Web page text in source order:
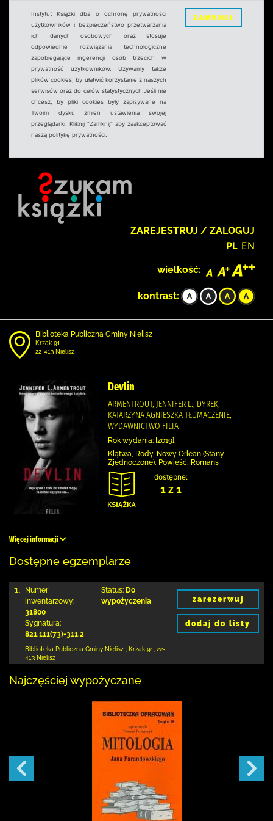
Instytut Książki dba o ochronę prywatności
użytkowników i bezpieczeństwo przetwarzania
ich danych osobowych oraz stosuje
odpowiednie rozwiązania technologiczne
zapobiegające ingerencji osób trzecich w
prywatność użytkowników. Używamy także
plików cookies, by ułatwić korzystanie z naszych
serwisów oraz do celów statystycznych.Jeśli nie
chcesz, by pliki cookies były zapisywane na
Twoim dysku zmień ustawienia swojej
przeglądarki. Kliknij "Zamknij" aby zaakceptować
naszą politykę prywatności.
ZAMKNIJ
ZAREJESTRUJ / ZALOGUJ
PL EN
wielkość:
kontrast:
Biblioteka Publiczna Gminy Nielisz
Krzak 91
22-413 Nielisz
Devlin
ARMENTROUT, JENNIFER L., DYREK,
KATARZYNA AGNIESZKA TŁUMACZENIE,
WYDAWNICTWO FILIA
Rok wydania: [2019].
Klątwa, Rody, Nowy Orlean (Stany
Zjednoczone), Powieść, Romans
dostępne:
1 z 1
Więcej informacji
Dostępne egzemplarze
1.
Numer
inwentarzowy:
31800
Sygnatura:
821.111(73)-311.2
Status: Do
wypożyczenia
Biblioteka Publiczna Gminy Nielisz Krzak 91
22-
413 Nielisz
zarezerwuj
dodaj do listy
Najczęściej wypożyczane